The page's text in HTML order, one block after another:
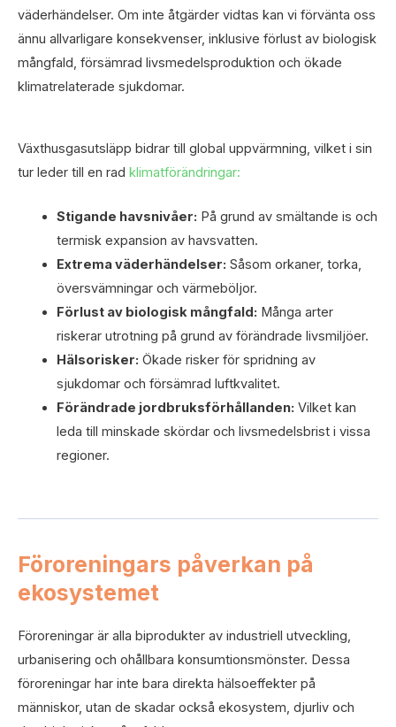
väderhändelser. Om inte åtgärder vidtas kan vi förvänta oss
ännu allvarligare konsekvenser, inklusive förlust av biologisk
mångfald, försämrad livsmedelsproduktion och ökade
klimatrelaterade sjukdomar.
Växthusgasutsläpp bidrar till global uppvärmning, vilket i sin
tur leder till en rad klimatförändringar:
Stigande havsnivåer: På grund av smältande is och
termisk expansion av havsvatten.
Extrema väderhändelser: Såsom orkaner, torka,
översvämningar och värmeböljor.
Förlust av biologisk mångfald: Många arter
riskerar utrotning på grund av förändrade livsmiljöer.
Hälsorisker: Ökade risker för spridning av
sjukdomar och försämrad luftkvalitet.
Förändrade jordbruksförhållanden: Vilket kan
leda till minskade skördar och livsmedelsbrist i vissa
regioner.
Föroreningars påverkan på
ekosystemet
Föroreningar är alla biprodukter av industriell utveckling,
urbanisering och ohållbara konsumtionsmönster. Dessa
föroreningar har inte bara direkta hälsoeffekter på
människor, utan de skadar också ekosystem, djurliv och